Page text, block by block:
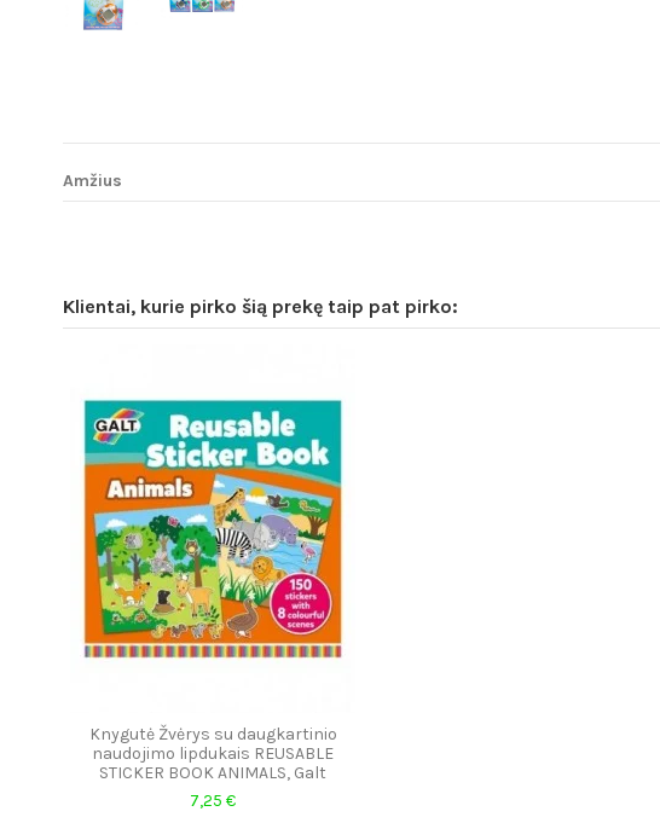
Amžius
Klientai, kurie pirko šią prekę taip pat pirko:
Knygutė Žvėrys su daugkartinio
naudojimo lipdukais REUSABLE
STICKER BOOK ANIMALS, Galt
7,25 €